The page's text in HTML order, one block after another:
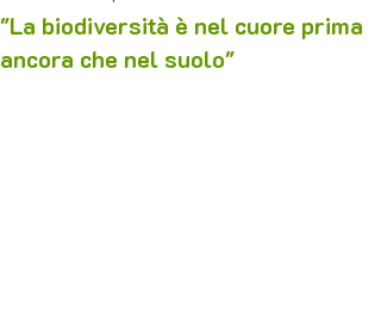
"La biodiversità è nel cuore prima
ancora che nel suolo"